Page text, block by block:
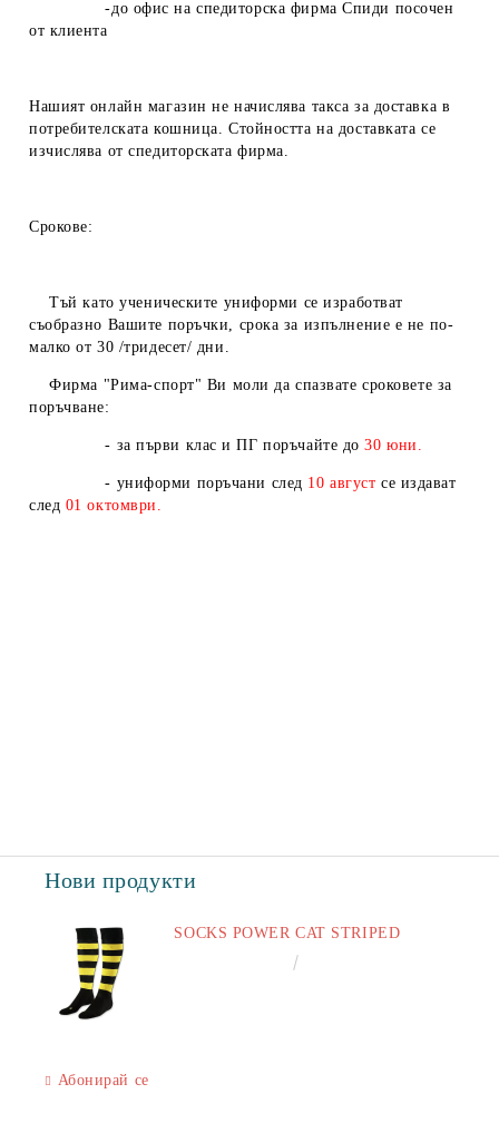
-до офис на спедиторска фирма Спиди посочен
от клиента
Нашият онлайн магазин не начислява такса за доставка в
потребителската кошница. Стойността на доставката се
изчислява от спедиторската фирма.
Срокове:
Тъй като ученическите униформи се изработват
съобразно Вашите поръчки, срока за изпълнение е не по-
малко от 30 /тридесет/ дни.
Фирма "Рима-спорт" Ви моли да спазвате сроковете за
поръчване:
- за първи клас и ПГ поръчайте до30 юни.
- униформи поръчани след 10 август се издават
след 01 октомври.
Нови продукти
SOCKS POWER CAT STRIPED
Абонирай се